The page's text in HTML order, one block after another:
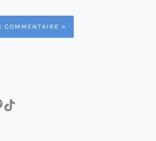
TikTok